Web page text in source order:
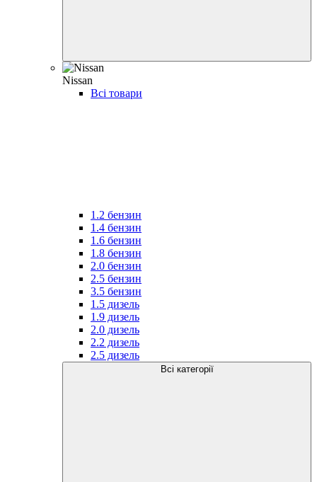
Nissan
Всі товари
1.2 бензин
1.4 бензин
1.6 бензин
1.8 бензин
2.0 бензин
2.5 бензин
3.5 бензин
1.5 дизель
1.9 дизель
2.0 дизель
2.2 дизель
2.5 дизель
Всі категорії